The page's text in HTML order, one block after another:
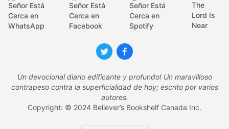
Señor Está
Cerca en
WhatsApp
Señor Está
Cerca en
Facebook
Señor Está
Cerca en
Spotify
The
Lord Is
Near
Un devocional diario edificante y profundo! Un maravilloso
contrapeso contra la superficialidad de hoy; escrito por varios
autores.
Copyright: © 2024 Believer’s Bookshelf Canada Inc.